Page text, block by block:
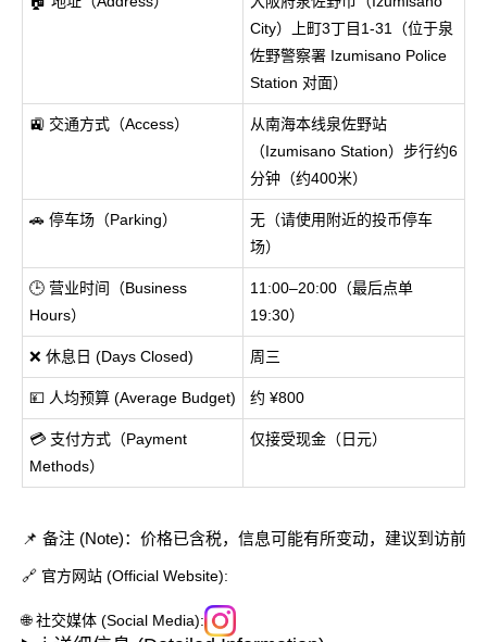
City）上町3丁目1-31（位于泉
佐野警察署 Izumisano Police
Station 对面）
🚉 交通方式（Access）
从南海本线泉佐野站
（Izumisano Station）步行约6
分钟（约400米）
🚗 停车场（Parking）
无（请使用附近的投币停车
场）
🕒 营业时间（Business
Hours）
11:00–20:00（最后点单
19:30）
❌ 休息日 (Days Closed) 周三
💴 人均预算 (Average Budget) 约 ¥800
💳 支付方式（Payment
Methods）
仅接受现金（日元）
📌 备注 (Note)：价格已含税，信息可能有所变动，建议到访前
🔗 官方网站 (Official Website):
🌐 社交媒体 (Social Media):